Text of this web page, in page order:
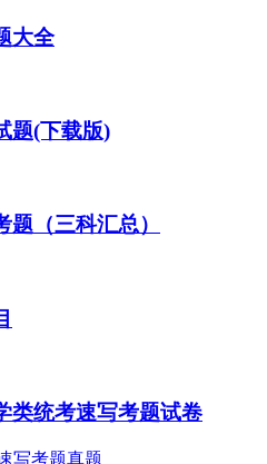
大全
题(下载版)
（三科汇总）
类统考速写考题试卷